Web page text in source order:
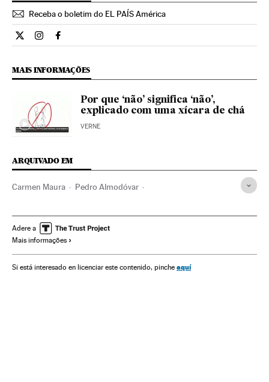
Receba o boletim do EL PAÍS América
Internacional El País Brasil en Twitter
Internacional El País Brasil en Instagram
Internacional El País Brasil en Facebook
MAIS INFORMAÇÕES
Por que ‘não’ significa ‘não’,
explicado com uma xícara de chá
VERNE
ARQUIVADO EM
Carmen Maura Pedro Almodóvar
Violência masculina Maus-tratos
Violência gênero
Direitos mulher Violência Mulheres Relações gênero
Adere a
Mais informações
Si está interesado en licenciar este contenido, pinche aquí